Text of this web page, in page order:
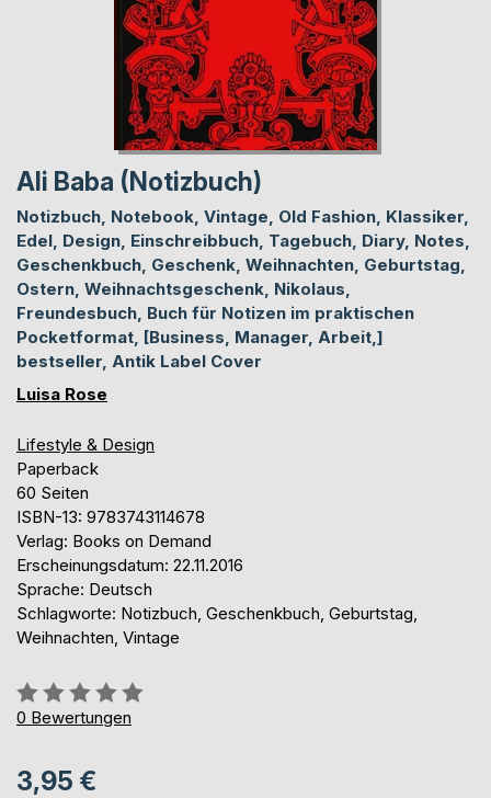
Ali Baba (Notizbuch)
Notizbuch, Notebook, Vintage, Old Fashion, Klassiker,
Edel, Design, Einschreibbuch, Tagebuch, Diary, Notes,
Geschenkbuch, Geschenk, Weihnachten, Geburtstag,
Ostern, Weihnachtsgeschenk, Nikolaus,
Freundesbuch, Buch für Notizen im praktischen
Pocketformat, [Business, Manager, Arbeit,]
bestseller, Antik Label Cover
Luisa Rose
Lifestyle & Design
Paperback
60 Seiten
ISBN-13: 9783743114678
Verlag: Books on Demand
Erscheinungsdatum: 22.11.2016
Sprache: Deutsch
Schlagworte: Notizbuch, Geschenkbuch, Geburtstag,
Weihnachten, Vintage
Bewertung::
0%
0 Bewertungen
3,95 €